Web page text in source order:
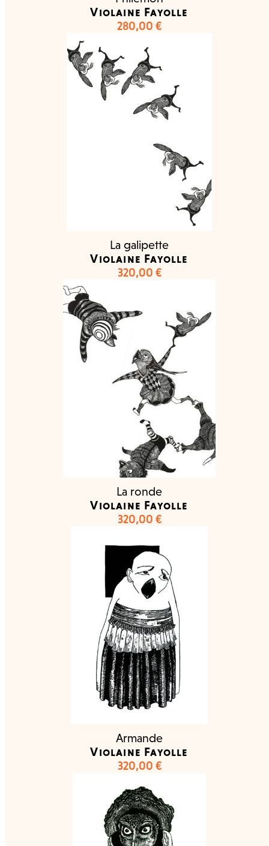
Violaine Fayolle
280,00 €
La galipette
Violaine Fayolle
320,00 €
La ronde
Violaine Fayolle
320,00 €
Armande
Violaine Fayolle
320,00 €